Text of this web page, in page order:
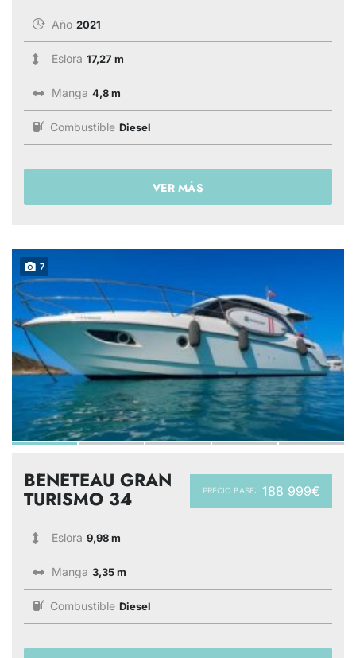
Año 2021
Eslora 17,27 m
Manga 4,8 m
Combustible Diesel
VER MÁS
7
PRECIO BASE: 188 999€
BENETEAU GRAN
TURISMO 34
Eslora 9,98 m
Manga 3,35 m
Combustible Diesel